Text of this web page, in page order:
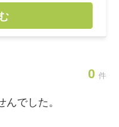
0 件
でした。